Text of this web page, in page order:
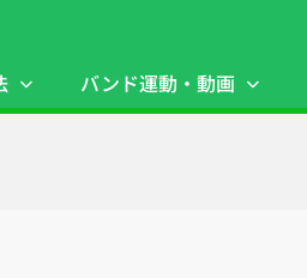
バンド運動・動画